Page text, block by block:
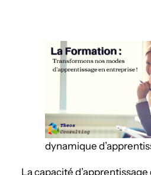
dynamique
La capacité